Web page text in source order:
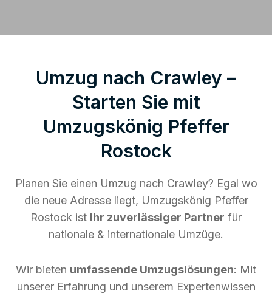
Umzug nach Crawley –
Starten Sie mit
Umzugskönig Pfeffer
Rostock
Planen Sie einen Umzug nach Crawley? Egal wo
die neue Adresse liegt, Umzugskönig Pfeffer
Rostock ist Ihr zuverlässiger Partner für
nationale & internationale Umzüge.
Wir bieten umfassende Umzugslösungen: Mit
unserer Erfahrung und unserem Expertenwissen